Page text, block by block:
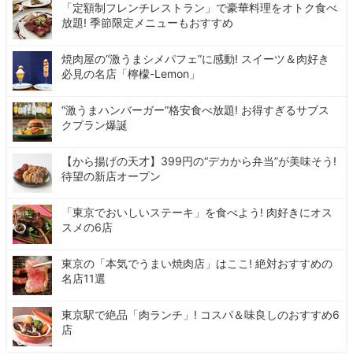
「定額制フレンチレストラン」で豪華料理をオトク食べ
放題! 季節限定メニューもおすすめ
焼肉屋の“激うまシメパフェ”に感動! スイーツ＆肉好き
必見の名店「檸檬-Lemon」
“激うまハンバーガー”格安食べ放題! お得すぎるサブス
クプラン爆誕
【から揚げの天才】399円の“デカから弁当”が美味そう!
待望の新店オープン
「東京でおいしいステーキ」を食べよう! 肉好きにオス
スメの6店
東京の「本気でうまい焼肉店」はここ! 絶対おすすめの
名店11選
東京駅で絶品「肉ランチ」! コスパ＆味良しのおすすめ6
店